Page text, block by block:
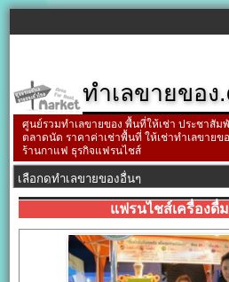
ทำเลขายของ
ศูนย์รวมทำเลขายของ พื้นที่ให้เช่า ประชาสั
ตลาดนัด ราคาค่าเช่าพื้นที่ ให้เช่าทำเลขาย
ร้านกาแฟ ธุรกิจแฟรนไชส์
แฟรนไชส์เครื่องดื่